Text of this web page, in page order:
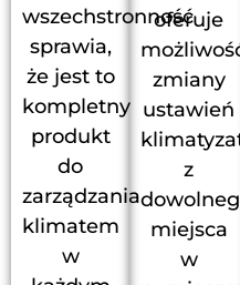
wszechstronność
sprawia,
że jest to
kompletny
produkt
do
zarządzania
klimatem
w
oferuje
zmiany
ustawień
z
miejsca
w